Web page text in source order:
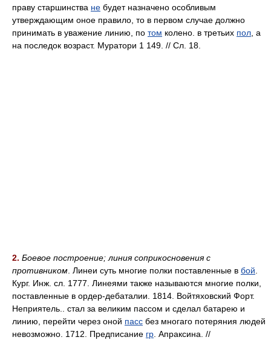
праву старшинства не будет назначено особливым
утверждающим оное правило, то в первом случае должно
принимать в уважение линию, по том колено. в третьих пол , а
на последок возраст. Муратори 1 149. // Сл. 18.
2. Боевое построение; линия соприкосновения с
противником . Линеи суть многие полки поставленные в бой
Кург. Инж. сл. 1777. Линеями также называются многие полки,
поставленные в ордер-дебаталии. 1814. Войтяховский Форт.
Неприятель.. стал за великим пассом и сделал батарею и
линию, перейти через оной пасс без многаго потеряния людей
невозможно. 1712. Предписание гр . Апраксина. //